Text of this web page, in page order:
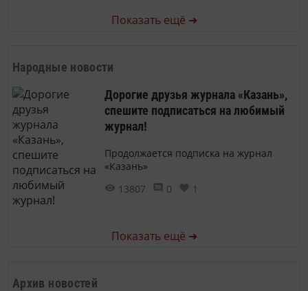
Показать ещё ➜
Народные новости
Дорогие друзья журнала «Казань»,
спешите подписаться на любимый
журнал!
Продолжается подписка на журнал
«Казань»
13807
0 1
Показать ещё ➜
Архив новостей